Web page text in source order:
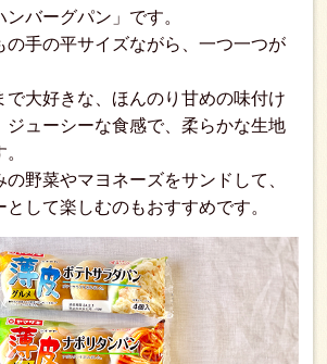
ンバーグパン」です。
の手の平サイズながら、一つ一つが
で大好きな、ほんのり甘めの味付け
ジューシーな食感で、柔らかな生地
野菜やマヨネーズをサンドして、
して楽しむのもおすすめです。